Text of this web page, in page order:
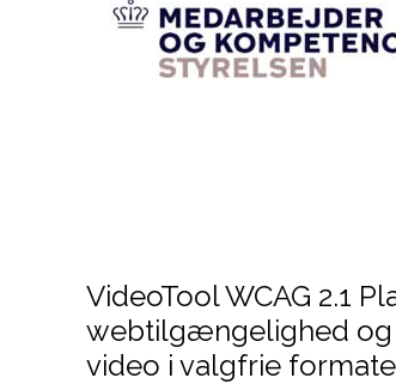
VideoTool WCAG 2.1
webtilgængelighed og
video i valgfrie